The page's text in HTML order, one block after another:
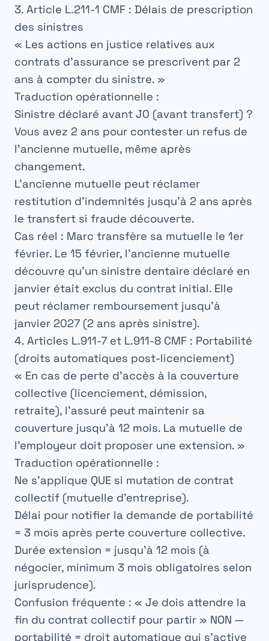
3. Article L.211-1 CMF : Délais de prescription
des sinistres
« Les actions en justice relatives aux
contrats d’assurance se prescrivent par 2
ans à compter du sinistre. »
Traduction opérationnelle :
Sinistre déclaré avant J0 (avant transfert) ?
Vous avez 2 ans pour contester un refus de
l’ancienne mutuelle, même après
changement.
L’ancienne mutuelle peut réclamer
restitution d’indemnités jusqu’à 2 ans après
le transfert si fraude découverte.
Cas réel : Marc transfère sa mutuelle le 1er
février. Le 15 février, l’ancienne mutuelle
découvre qu’un sinistre dentaire déclaré en
janvier était exclus du contrat initial. Elle
peut réclamer remboursement jusqu’à
janvier 2027 (2 ans après sinistre).
4. Articles L.911-7 et L.911-8 CMF : Portabilité
(droits automatiques post-licenciement)
« En cas de perte d’accès à la couverture
collective (licenciement, démission,
retraite), l’assuré peut maintenir sa
couverture jusqu’à 12 mois. La mutuelle de
l’employeur doit proposer une extension. »
Traduction opérationnelle :
Ne s’applique QUE si mutation de contrat
collectif (mutuelle d’entreprise).
Délai pour notifier la demande de portabilité
= 3 mois après perte couverture collective.
Durée extension = jusqu’à 12 mois (à
négocier, minimum 3 mois obligatoires selon
jurisprudence).
Confusion fréquente : « Je dois attendre la
fin du contrat collectif pour partir » NON —
portabilité = droit automatique qui s’active